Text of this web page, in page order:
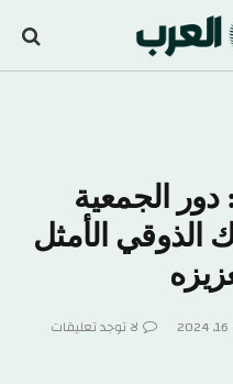
دور الجمعية
الأمثل
لا توجد تعليقات